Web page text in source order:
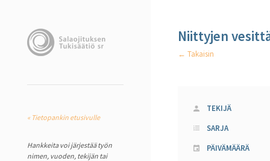
« Tietopankin etusivulle
Hankkeita voi järjestää työn
nimen, vuoden, tekijän tai
Niittyjen
← Takaisin
TEKIJÄ
SARJA
PÄIVÄMÄÄRÄ